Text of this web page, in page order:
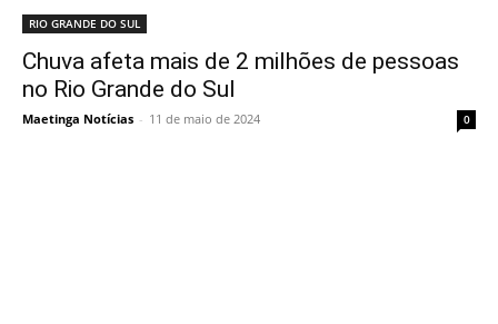
RIO GRANDE DO SUL
Chuva afeta mais de 2 milhões de pessoas
no Rio Grande do Sul
Maetinga Notícias - 11 de maio de 2024 0